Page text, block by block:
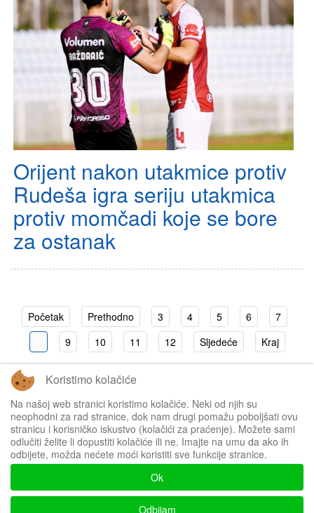
Orijent nakon utakmice protiv
Rudeša igra seriju utakmica
protiv momčadi koje se bore
za ostanak
Početak Prethodno 3 4 5 6
7
9 10 11 12 Sljedeće Kraj
Stranica 8 od 210
Impressum
Politika privatnosti
Koristimo kolačiće
Na našoj web stranici koristimo kolačiće. Neki od njih su
neophodni za rad stranice, dok nam drugi pomažu poboljšati ovu
stranicu i korisničko iskustvo (kolačići za praćenje). Možete sami
odlučiti želite li dopustiti kolačiće ili ne. Imajte na umu da ako ih
odbijete, možda nećete moći koristiti sve funkcije stranice.
Ok
Odbijam